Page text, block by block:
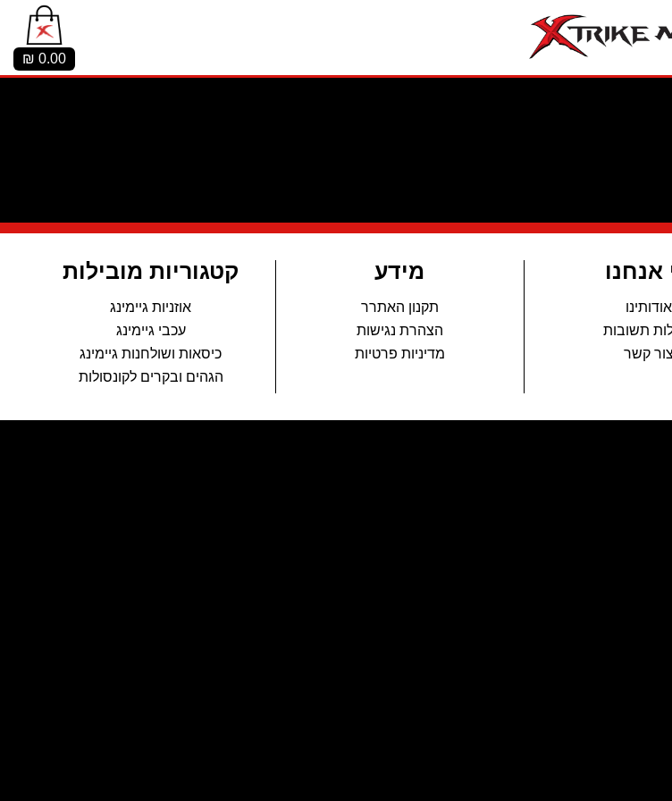
0.00
₪
אנחנו
אודותינו
תשובות
צור קשר
מידע
תקנון האתרר
הצהרת נגישות
מדיניות פרטיות
קטגוריות מובילות
אוזניות גיימינג
עכבי גיימינג
כיסאות ושולחנות גיימינג
הגהים ובקרים לקונסולות